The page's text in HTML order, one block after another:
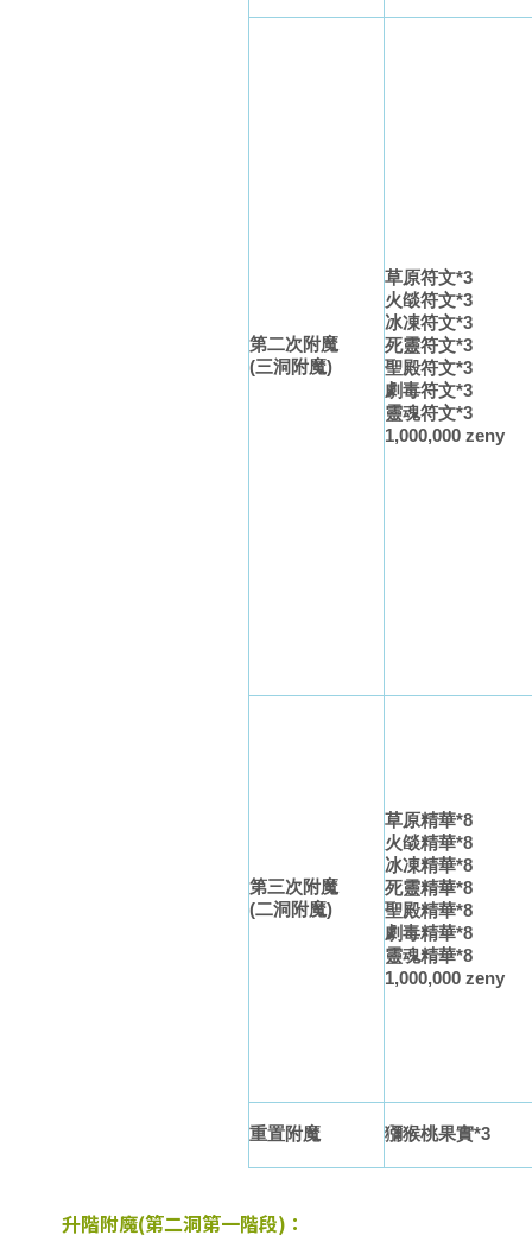
第二次附魔
(三洞附魔)
草原符文*3
火燄符文*3
冰凍符文*3
死靈符文*3
聖殿符文*3
劇毒符文*3
靈魂符文*3
1,000,000 zeny
第三次附魔
(二洞附魔)
草原精華*8
火燄精華*8
冰凍精華*8
死靈精華*8
聖殿精華*8
劇毒精華*8
靈魂精華*8
1,000,000 zeny
重置附魔 獼猴桃果實*3
升階附魔(第二洞第一階段)：